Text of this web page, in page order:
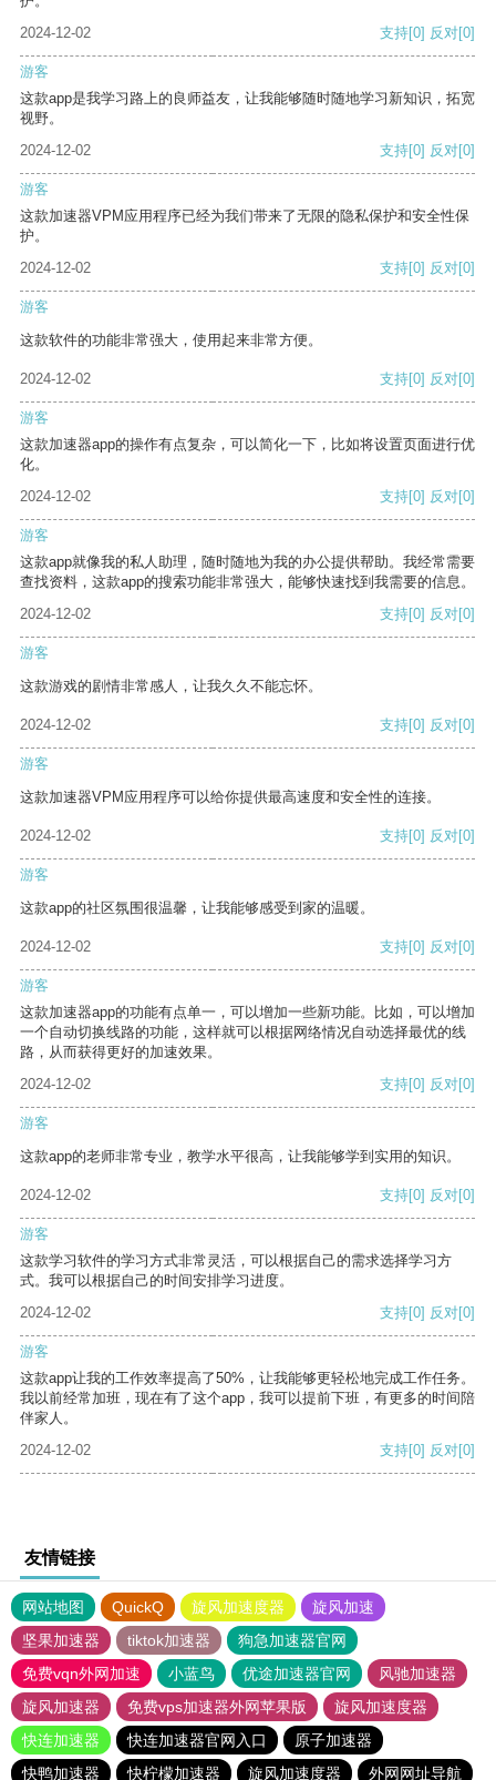
2024-12-02
支持[0] 反对[0]
游客
这款app是我学习路上的良师益友，让我能够随时随地学习新知识，拓宽
视野。
2024-12-02
支持[0] 反对[0]
游客
这款加速器VPM应用程序已经为我们带来了无限的隐私保护和安全性保
护。
2024-12-02
支持[0] 反对[0]
游客
这款软件的功能非常强大，使用起来非常方便。
2024-12-02 支持[0] 反对[0]
游客
这款加速器app的操作有点复杂，可以简化一下，比如将设置页面进行优
化。
2024-12-02
支持[0] 反对[0]
游客
这款app就像我的私人助理，随时随地为我的办公提供帮助。我经常需要
查找资料，这款app的搜索功能非常强大，能够快速找到我需要的信息。
2024-12-02
支持[0] 反对[0]
游客
这款游戏的剧情非常感人，让我久久不能忘怀。
2024-12-02 支持[0] 反对[0]
游客
这款加速器VPM应用程序可以给你提供最高速度和安全性的连接。
2024-12-02 支持[0] 反对[0]
游客
这款app的社区氛围很温馨，让我能够感受到家的温暖。
2024-12-02 支持[0] 反对[0]
游客
这款加速器app的功能有点单一，可以增加一些新功能。比如，可以增加
一个自动切换线路的功能，这样就可以根据网络情况自动选择最优的线
路，从而获得更好的加速效果。
2024-12-02
支持[0] 反对[0]
游客
这款app的老师非常专业，教学水平很高，让我能够学到实用的知识。
2024-12-02 支持[0] 反对[0]
游客
这款学习软件的学习方式非常灵活，可以根据自己的需求选择学习方
式。我可以根据自己的时间安排学习进度。
2024-12-02
支持[0] 反对[0]
游客
这款app让我的工作效率提高了50%，让我能够更轻松地完成工作任务。
我以前经常加班，现在有了这个app，我可以提前下班，有更多的时间陪
伴家人。
2024-12-02
支持[0] 反对[0]
友情链接
网站地图 QuickQ 旋风加速度器
旋风加速
坚果加速器
tiktok加速器
狗急加速器官网
免费vqn外网加速
小蓝鸟 优途加速器官网
风驰加速器
旋风加速器
免费vps加速器外网苹果版
旋风加速度器
快连加速器
快连加速器官网入口
原子加速器
快鸭加速器
快柠檬加速器 旋风加速度器 外网网址导航